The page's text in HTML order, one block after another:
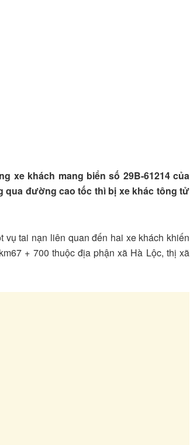
xe khách mang biển số 29B-61214 của
qua đường cao tốc thì bị xe khác tông tử
tai nạn liên quan đến hai xe khách khiến
+ 700 thuộc địa phận xã Hà Lộc, thị xã